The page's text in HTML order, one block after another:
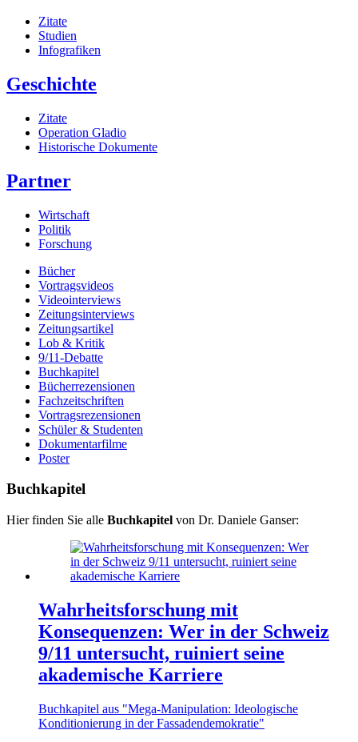
Zitate
Studien
Infografiken
Geschichte
Zitate
Operation Gladio
Historische Dokumente
Partner
Wirtschaft
Politik
Forschung
Bücher
Vortragsvideos
Videointerviews
Zeitungsinterviews
Zeitungsartikel
Lob & Kritik
9/11-Debatte
Buchkapitel
Bücherrezensionen
Fachzeitschriften
Vortragsrezensionen
Schüler & Studenten
Dokumentarfilme
Poster
Buchkapitel
Hier finden Sie alle Buchkapitel von Dr. Daniele Ganser:
Wahrheitsforschung mit
Konsequenzen: Wer in der Schweiz
9/11 untersucht, ruiniert seine
akademische Karriere
Buchkapitel aus "Mega-Manipulation: Ideologische
Konditionierung in der Fassadendemokratie"